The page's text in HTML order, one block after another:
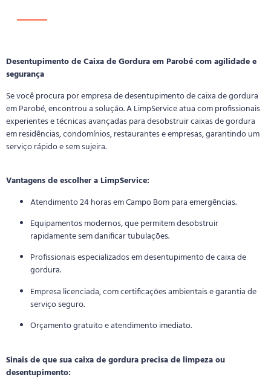
Desentupimento de Caixa de Gordura em Parobé com agilidade e
segurança
Se você procura por empresa de desentupimento de caixa de gordura
em Parobé, encontrou a solução. A LimpService atua com profissionais
experientes e técnicas avançadas para desobstruir caixas de gordura
em residências, condomínios, restaurantes e empresas, garantindo um
serviço rápido e sem sujeira.
Vantagens de escolher a LimpService:
Atendimento 24 horas em Campo Bom para emergências.
Equipamentos modernos, que permitem desobstruir
rapidamente sem danificar tubulações.
Profissionais especializados em desentupimento de caixa de
gordura.
Empresa licenciada, com certificações ambientais e garantia de
serviço seguro.
Orçamento gratuito e atendimento imediato.
Sinais de que sua caixa de gordura precisa de limpeza ou
desentupimento: